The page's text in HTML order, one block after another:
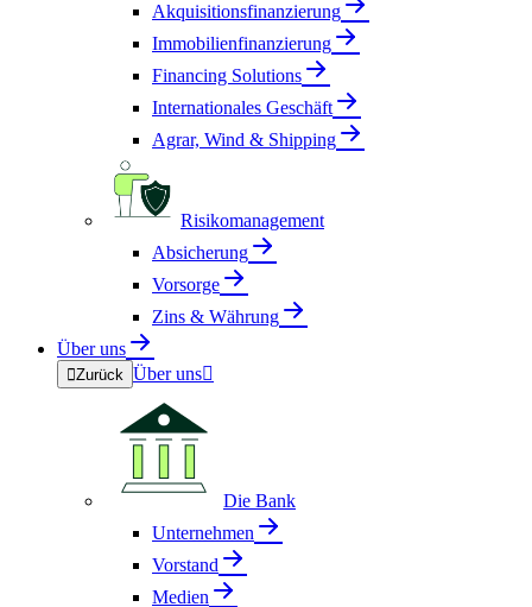
Akquisitionsfinanzierung
Immobilienfinanzierung
Financing Solutions
Internationales Geschäft
Agrar, Wind & Shipping
Risikomanagement
Absicherung
Vorsorge
Zins & Währung
Über uns
Zurück Über uns
Die Bank
Unternehmen
Vorstand
Medien